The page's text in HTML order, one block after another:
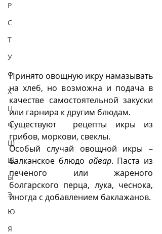
Р
С
Т
У
Ф
Х
Ц
Ч
Ш
Щ
Ы
Э
Ю
Я
Принято овощную икру намазывать
на хлеб, но возможна и подача в
качестве самостоятельной закуски
или гарнира к другим блюдам.
Существуют  рецепты икры из
грибов, моркови, свеклы.
Особый случай овощной икры –
балканское блюдо айвар. Паста из
печеного или жареного
болгарского перца, лука, чеснока,
иногда с добавлением баклажанов.